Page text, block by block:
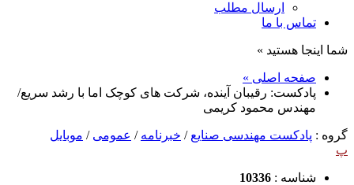
ارسال مطلب
تماس با ما
شما اینجا هستید »
صفحه اصلی »
پادکست: رقیبان آینده، شرکت های کوچک اما با رشد سریع/
مهندس محمود کریمی
گروه : پادکست مهندسی صنایع / خبرنامه / عمومی / موبایل
پ
شناسه : 10336